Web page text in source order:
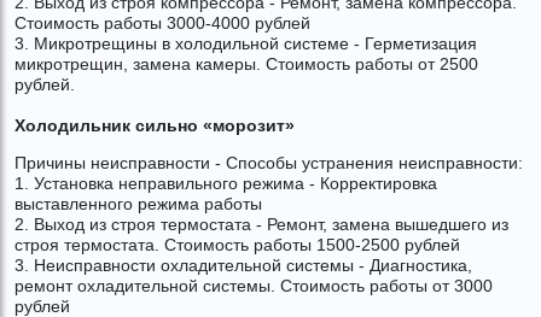
Стоимость работы 3000-4000 рублей
3. Микротрещины в холодильной системе - Герметизация
микротрещин, замена камеры. Стоимость работы от 2500
рублей.
Холодильник сильно «морозит»
Причины неисправности - Способы устранения неисправности:
1. Установка неправильного режима - Корректировка
выставленного режима работы
2. Выход из строя термостата - Ремонт, замена вышедшего из
строя термостата. Стоимость работы 1500-2500 рублей
3. Неисправности охладительной системы - Диагностика,
ремонт охладительной системы. Стоимость работы от 3000
рублей